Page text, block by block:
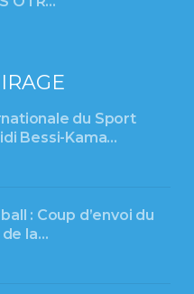
du Sport
Bessi-Kama…
: Coup d’envoi du
la…